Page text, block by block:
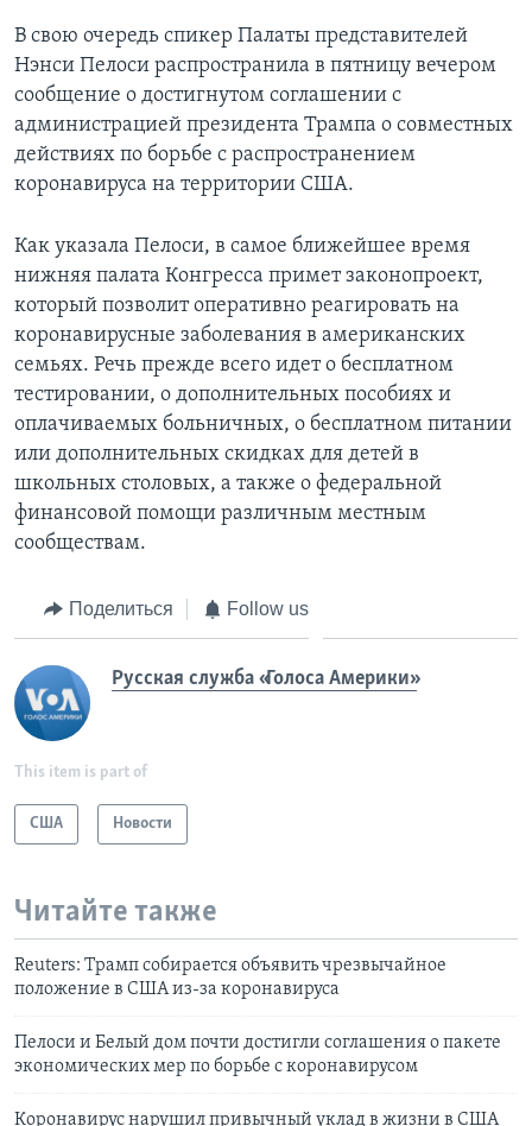
В свою очередь спикер Палаты представителей
Нэнси Пелоси распространила в пятницу вечером
сообщение о достигнутом соглашении с
администрацией президента Трампа о совместных
действиях по борьбе с распространением
коронавируса на территории США.
Как указала Пелоси, в самое ближейшее время
нижняя палата Конгресса примет законопроект,
который позволит оперативно реагировать на
коронавирусные заболевания в американских
семьях. Речь прежде всего идет о бесплатном
тестировании, о дополнительных пособиях и
оплачиваемых больничных, о бесплатном питании
или дополнительных скидках для детей в
школьных столовых, а также о федеральной
финансовой помощи различным местным
сообществам.
Поделиться Follow us
Русская служба «Голоса Америки»
This item is part of
США Новости
Читайте также
Reuters: Трамп собирается объявить чрезвычайное
положение в США из-за коронавируса
Пелоси и Белый дом почти достигли соглашения о пакете
экономических мер по борьбе с коронавирусом
Коронавирус нарушил привычный уклад в жизни в США